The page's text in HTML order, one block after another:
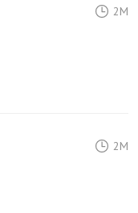
2M
2M